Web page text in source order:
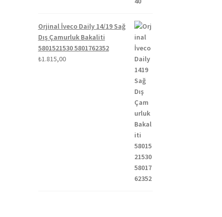
Orjinal İveco Daily 14/19 Sağ
Dış Çamurluk Bakaliti
5801521530 5801762352
₺1.815,00